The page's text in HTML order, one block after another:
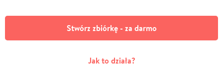
Stwórz zbiórkę - za darmo
Jak to działa?